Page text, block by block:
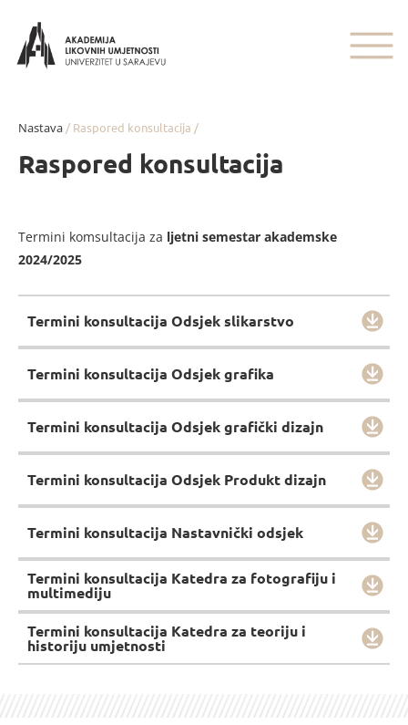
Nastava / Raspored konsultacija /
Raspored konsultacija
Termini komsultacija za ljetni semestar akademske
2024/2025
Termini konsultacija Odsjek slikarstvo
Termini konsultacija Odsjek grafika
Termini konsultacija Odsjek grafički dizajn
Termini konsultacija Odsjek Produkt dizajn
Termini konsultacija Nastavnički odsjek
Termini konsultacija Katedra za fotografiju i
multimediju
Termini konsultacija Katedra za teoriju i
historiju umjetnosti